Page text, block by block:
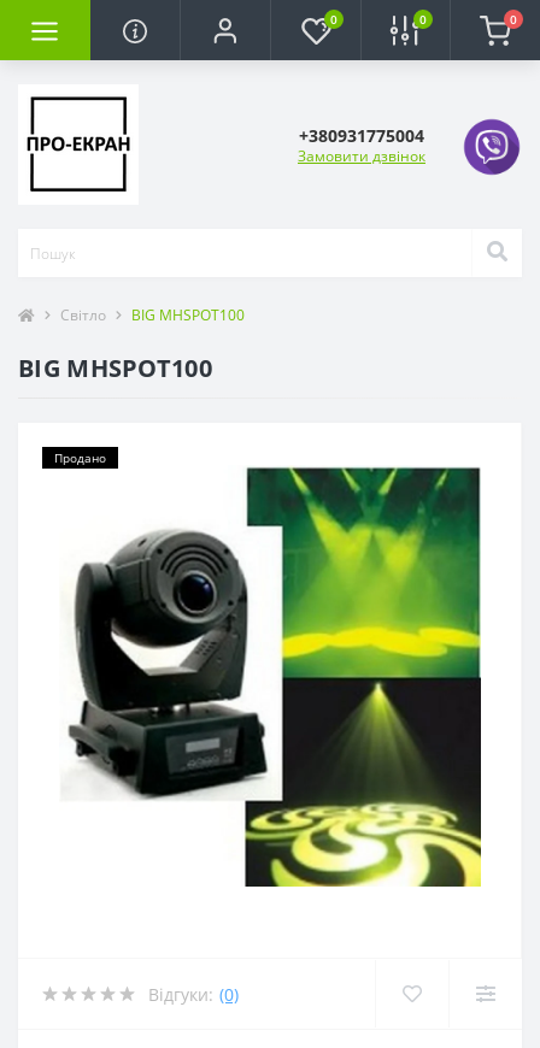
0 0 0
+380931775004
Замовити дзвінок
Світло BIG MHSPOT100
BIG MHSPOT100
Продано
Відгуки: (0)